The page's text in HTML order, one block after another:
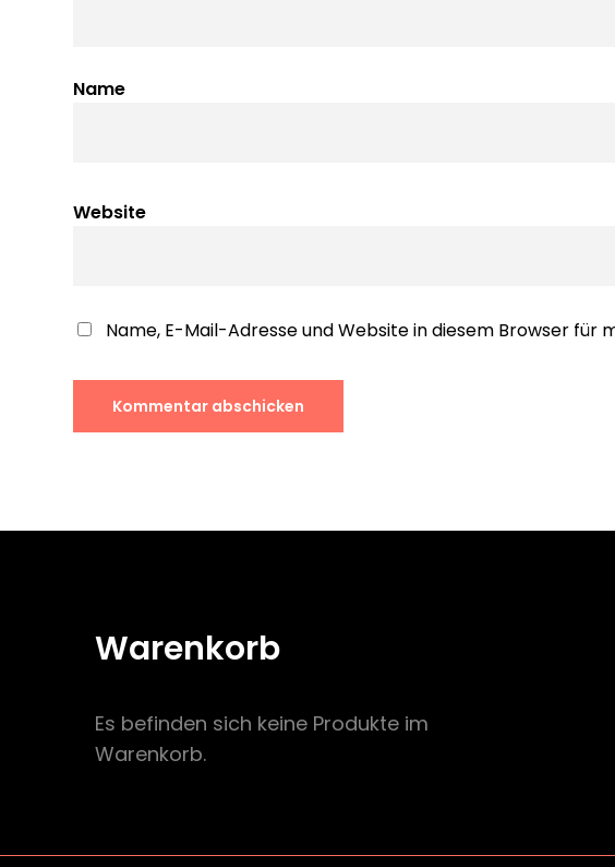
Name
Website
Name, E-Mail-Adresse und Website in diesem Browser
Warenkorb
Es befinden sich keine Produkte im
Warenkorb.